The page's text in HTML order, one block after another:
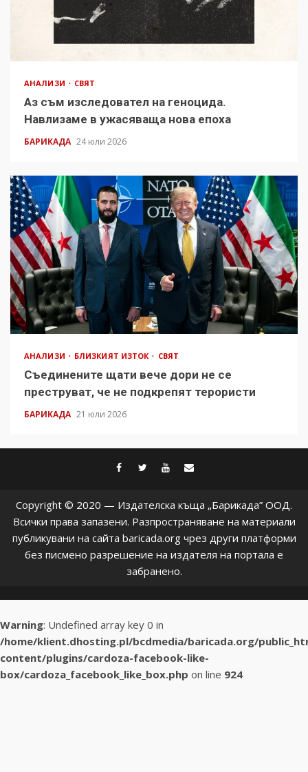
АНАЛИЗИ СВЯТ
Аз съм изследовател на геноцида.
Навлизаме в ужасяваща нова епоха
БАРИКАДА 24 юли 2026
АНАЛИЗИ БЛИЗКИЯТ ИЗТОК СВЯТ
Съединените щати вече дори не се
преструват, че не подкрепят терористи
БАРИКАДА 21 юли 2026
facebook
twitter
youtube
Copyright © 2020 — Издателска къща „Барикада” ООД.
Всички права запазени. Разпространяване на материали
публикувани на сайта baricada.org чрез други платформи
без писмено разрешение на издателя на портала е
забранено.
Warning: Undefined array key 0 in
/home/klient.dhosting.pl/bcdmedia/baricada.org/
content/plugins/cardoza-facebook-like-
box/cardoza_facebook_like_box.php on line 924